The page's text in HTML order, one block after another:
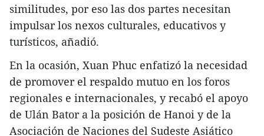
similitudes, por eso las dos partes necesitan
impulsar los nexos culturales, educativos y
turísticos, añadió.
En la ocasión, Xuan Phuc enfatizó la necesidad
de promover el respaldo mutuo en los foros
regionales e internacionales, y recabó el apoyo
de Ulán Bator a la posición de Hanoi y de la
Asociación de Naciones del Sudeste Asiático